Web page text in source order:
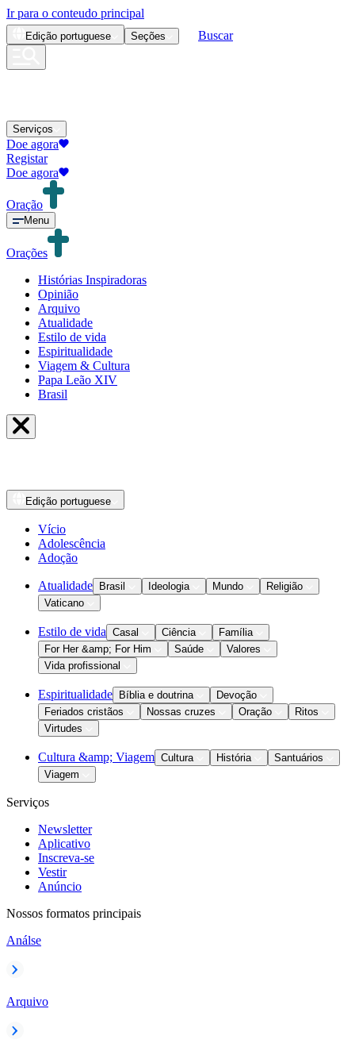
Ir para o conteudo principal
Edição portuguese Seções Buscar
Serviços
Doe agora
Registar
Doe agora
Oração
Menu
Orações
Histórias Inspiradoras
Opinião
Arquivo
Atualidade
Estilo de vida
Espiritualidade
Viagem & Cultura
Papa Leão XIV
Brasil
Edição portuguese
Vício
Adolescência
Adoção
Atualidade Brasil Ideologia Mundo
Religião
Vaticano
Estilo de vida Casal Ciência
Família
For Her &amp; For Him
Saúde
Valores
Vida profissional
Espiritualidade Bíblia e doutrina
Devoção
Feriados cristãos
Nossas cruzes Oração
Ritos
Virtudes
Cultura &amp; Viagem Cultura História
Santuários
Viagem
Serviços
Newsletter
Aplicativo
Inscreva-se
Vestir
Anúncio
Nossos formatos principais
Análse
Arquivo